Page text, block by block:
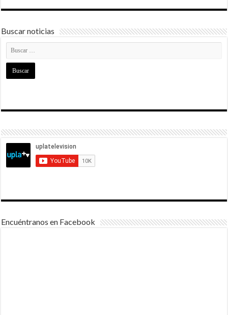
Buscar noticias
Encuéntranos en Facebook